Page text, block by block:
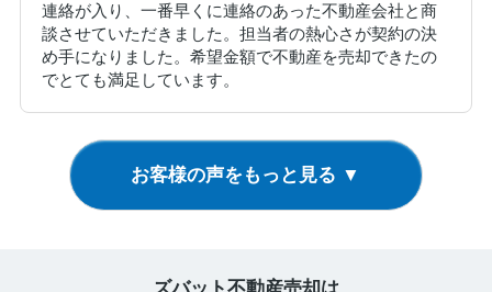
連絡が入り、一番早くに連絡のあった不動産会社と商
談させていただきました。担当者の熱心さが契約の決
め手になりました。希望金額で不動産を売却できたの
でとても満足しています。
お客様の声をもっと見る ▼